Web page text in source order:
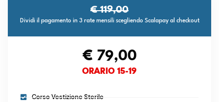
€ 119,00
Dividi il pagamento in 3 rate mensili scegliendo Scalapay al checkout
€ 79,00
ORARIO 15-19
Corso Vestizione Sterile